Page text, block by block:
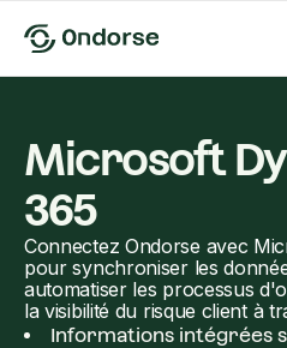
Microsoft
365
Connectez Ondorse avec
pour synchroniser les
automatiser les processus
la visibilité du risque client à
Informations intégrées